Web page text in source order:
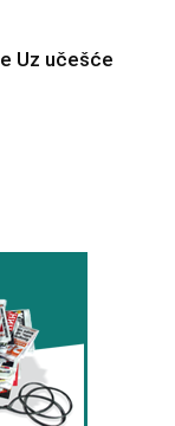
Uz učešće